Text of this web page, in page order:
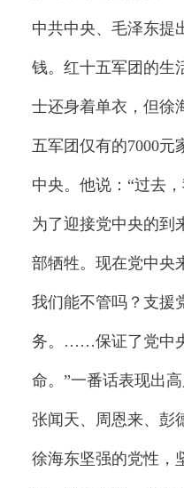
中共中央、毛泽东提
钱。红十五军团的生
士还身着单衣，但徐
五军团仅有的7000元
中央。他说：“过去
为了迎接党中央的到
部牺牲。现在党中央
我们能不管吗？支援
务。……保证了党中
命。”一番话表现出
张闻天、周恩来、彭
徐海东坚强的党性，